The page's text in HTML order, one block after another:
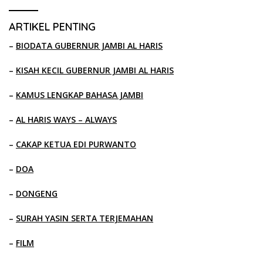
ARTIKEL PENTING
– BIODATA GUBERNUR JAMBI AL HARIS
– KISAH KECIL GUBERNUR JAMBI AL HARIS
– KAMUS LENGKAP BAHASA JAMBI
– AL HARIS WAYS – ALWAYS
– CAKAP KETUA EDI PURWANTO
– DOA
– DONGENG
– SURAH YASIN SERTA TERJEMAHAN
– FILM